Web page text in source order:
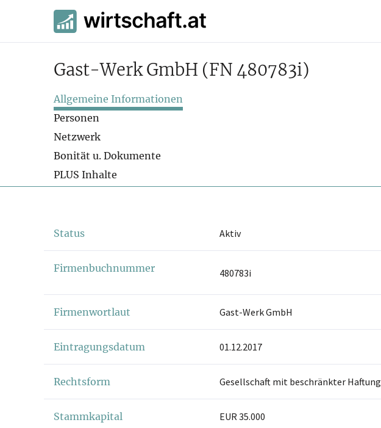
Gast-Werk GmbH (FN 480783i)
Allgemeine Informationen
Personen
Netzwerk
Bonität u. Dokumente
PLUS Inhalte
Status Aktiv
Firmenbuchnummer 480783i
Firmenwortlaut Gast-Werk GmbH
Eintragungsdatum 01.12.2017
Rechtsform Gesellschaft mit beschränkter Haftung
Stammkapital EUR 35.000